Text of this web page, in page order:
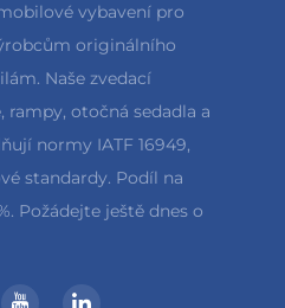
vybavení pro
originálního
Naše zvedací
rampy, otočná sedadla a
normy IATF 16949,
standardy. Podíl na
Požádejte ještě dnes o